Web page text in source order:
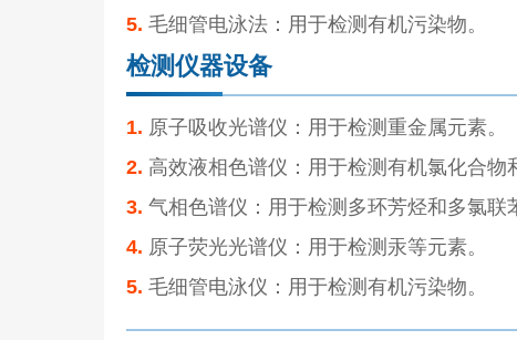
5. 毛细管电泳法：用于检测有机污染物。
检测仪器设备
1. 原子吸收光谱仪：用于检测重金属元素。
2. 高效液相色谱仪：用于检测有机氯化合物
3. 气相色谱仪：用于检测多环芳烃和多氯联
4. 原子荧光光谱仪：用于检测汞等元素。
5. 毛细管电泳仪：用于检测有机污染物。